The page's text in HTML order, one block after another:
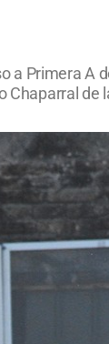
a Primera A
Chaparral de